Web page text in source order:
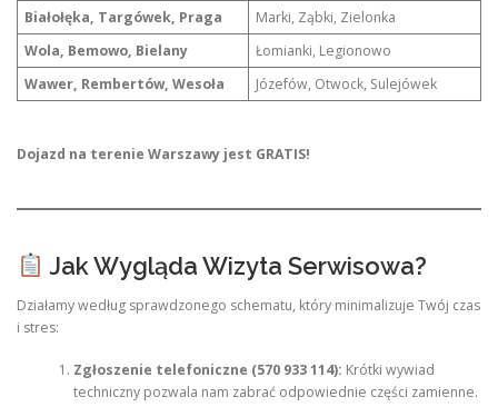
Białołęka, Targówek, Praga
Marki, Ząbki, Zielonka
Wola, Bemowo, Bielany
Łomianki, Legionowo
Wawer, Rembertów, Wesoła
Józefów, Otwock, Sulejówek
Dojazd na terenie Warszawy jest GRATIS!
Jak Wygląda Wizyta Serwisowa?
Działamy według sprawdzonego schematu, który minimalizuje Twój czas
i stres:
Zgłoszenie telefoniczne (570 933 114): Krótki wywiad
techniczny pozwala nam zabrać odpowiednie części zamienne.